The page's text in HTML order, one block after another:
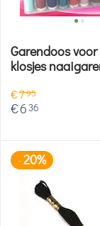
Garendoos voor
klosjes
€795
€6 36
-20%